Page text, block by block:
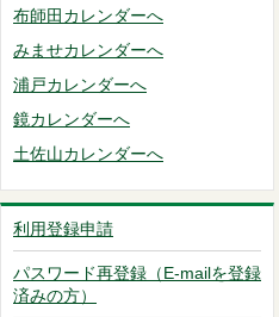
布師田カレンダーへ
みませカレンダーへ
浦戸カレンダーへ
鏡カレンダーへ
土佐山カレンダーへ
利用登録申請
パスワード再登録（E-mailを登録
済みの方）